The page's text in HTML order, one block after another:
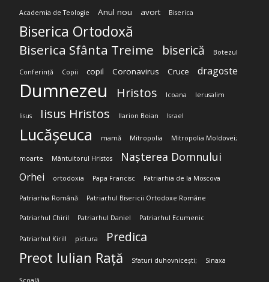
Academia de Teologie Anul nou avort Biserica
Biserica Ortodoxă
Biserica Sfânta Treime biserică Botezul
Conferință Copii copil Coronavirus Cruce dragoste
Dumnezeu Hristos Icoana Ierusalim
Iisus Iisus Hristos Ilarion Boian Israel
Lucășeuca mamă Mitropolia Mitropolia Moldovei;
moarte Mântuitorul Hristos Nașterea Domnului
Orhei ortodoxia Papa Francisc Patriarhia de la Moscova
Patriarhia Română Patriarhul Bisericii Ortodoxe Române
Patriarhul Chiril Patriarhul Daniel Patriarhul Ecumenic
Patriarhul Kirill pictura Predica
Preot Iulian Rață Sfaturi duhovnicești; Sinaxa